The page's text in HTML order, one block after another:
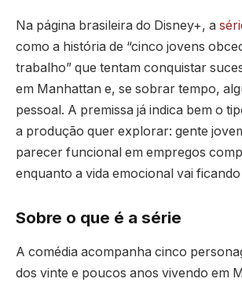
Na página brasileira do Disney+, a
como a história de “cinco jovens
trabalho” que tentam conquistar
em Manhattan e, se sobrar tempo,
pessoal. A premissa já indica bem o
a produção quer explorar: gente
parecer funcional em empregos
enquanto a vida emocional vai
Sobre o que é a série
A comédia acompanha cinco
dos vinte e poucos anos vivendo em